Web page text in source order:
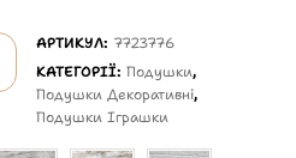
АРТИКУЛ: 7723776
КАТЕГОРІЇ:Подушки,
Подушки Декоративні,
Подушки Іграшки